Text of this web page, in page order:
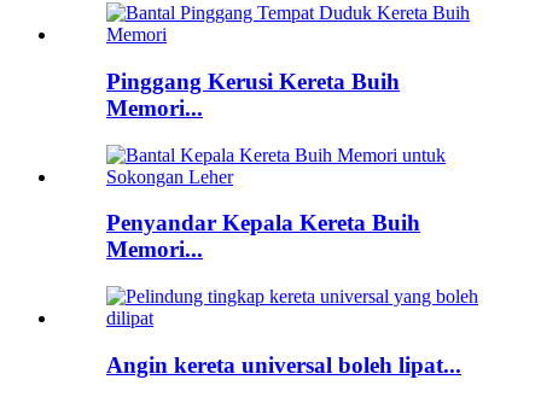
Pinggang Kerusi Kereta Buih
Memori...
Penyandar Kepala Kereta Buih
Memori...
Angin kereta universal boleh lipat...